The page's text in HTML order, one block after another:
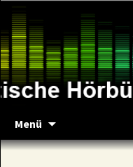
Inhalt
springen
Menü